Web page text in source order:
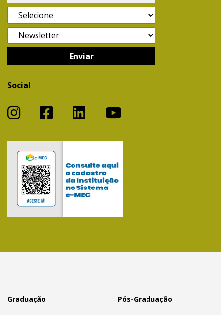
Social
Graduação Pós-Graduação